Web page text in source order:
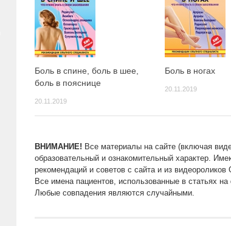
Боль в спине, боль в шее,
боль в пояснице
20.11.2019
Боль в ногах
20.11.2019
ВНИМАНИЕ! Все материалы на сайте (включая
образовательный и ознакомительный характер.
рекомендаций и советов с сайта и из
Все имена пациентов, использованные в статьях
Любые совпадения являются случайными.